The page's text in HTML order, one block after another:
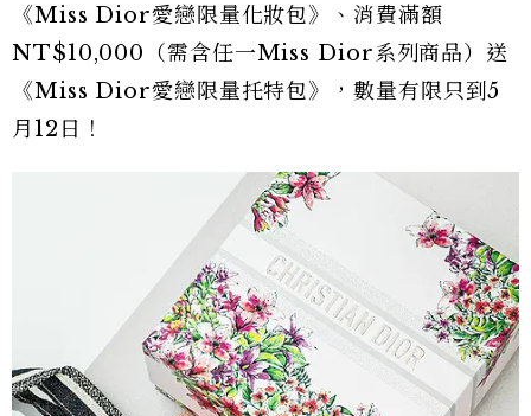
《Miss Dior愛戀限量化妝包》、消費滿額
NT$10,000（需含任一Miss Dior系列商品）送
《Miss Dior愛戀限量托特包》，數量有限只到5
月12日！